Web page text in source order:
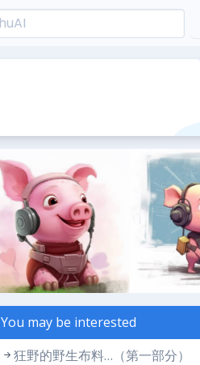
You may be interested
狂野的野生布料…（第一部分）